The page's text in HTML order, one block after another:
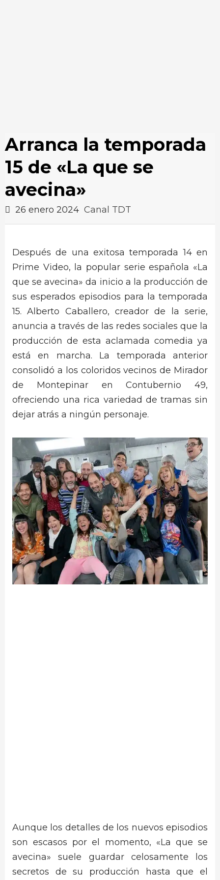
Arranca la temporada
15 de «La que se
avecina»
26 enero 2024 Canal TDT
Después de una exitosa temporada 14 en
Prime Video, la popular serie española «La
que se avecina» da inicio a la producción de
sus esperados episodios para la temporada
15. Alberto Caballero, creador de la serie,
anuncia a través de las redes sociales que la
producción de esta aclamada comedia ya
está en marcha. La temporada anterior
consolidó a los coloridos vecinos de Mirador
de Montepinar en Contubernio 49,
ofreciendo una rica variedad de tramas sin
dejar atrás a ningún personaje.
Aunque los detalles de los nuevos episodios
son escasos por el momento, «La que se
avecina» suele guardar celosamente los
secretos de su producción hasta que el